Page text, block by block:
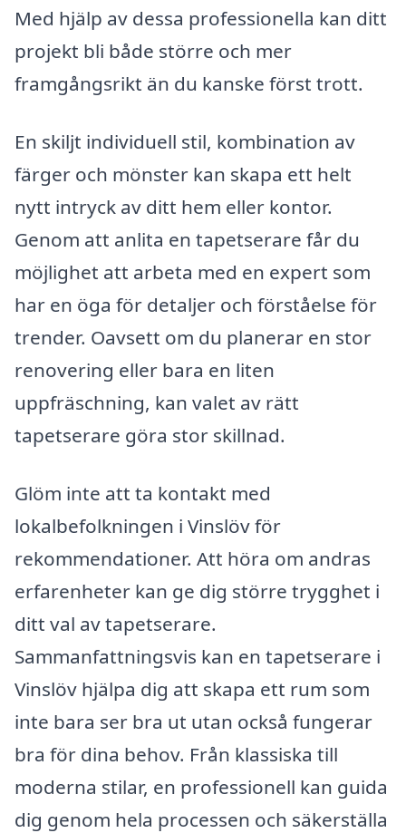
Med hjälp av dessa professionella kan ditt
projekt bli både större och mer
framgångsrikt än du kanske först trott.
En skiljt individuell stil, kombination av
färger och mönster kan skapa ett helt
nytt intryck av ditt hem eller kontor.
Genom att anlita en tapetserare får du
möjlighet att arbeta med en expert som
har en öga för detaljer och förståelse för
trender. Oavsett om du planerar en stor
renovering eller bara en liten
uppfräschning, kan valet av rätt
tapetserare göra stor skillnad.
Glöm inte att ta kontakt med
lokalbefolkningen i Vinslöv för
rekommendationer. Att höra om andras
erfarenheter kan ge dig större trygghet i
ditt val av tapetserare.
Sammanfattningsvis kan en tapetserare i
Vinslöv hjälpa dig att skapa ett rum som
inte bara ser bra ut utan också fungerar
bra för dina behov. Från klassiska till
moderna stilar, en professionell kan guida
dig genom hela processen och säkerställa